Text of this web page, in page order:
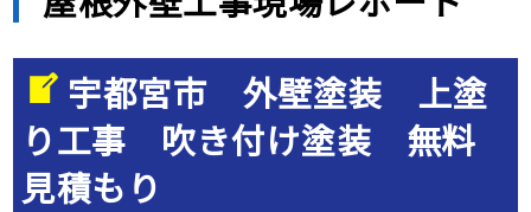
宇都宮市 外壁塗装 上塗
り工事 吹き付け塗装 無料
見積もり